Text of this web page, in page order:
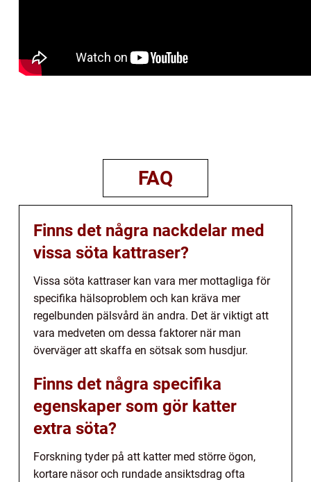
FAQ
Finns det några nackdelar med
vissa söta kattraser?
Vissa söta kattraser kan vara mer mottagliga för
specifika hälsoproblem och kan kräva mer
regelbunden pälsvård än andra. Det är viktigt att
vara medveten om dessa faktorer när man
överväger att skaffa en sötsak som husdjur.
Finns det några specifika
egenskaper som gör katter
extra söta?
Forskning tyder på att katter med större ögon,
kortare näsor och rundade ansiktsdrag ofta